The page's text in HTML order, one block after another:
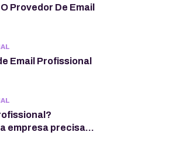
Provedor De Email
Email Profissional
empresa precisa